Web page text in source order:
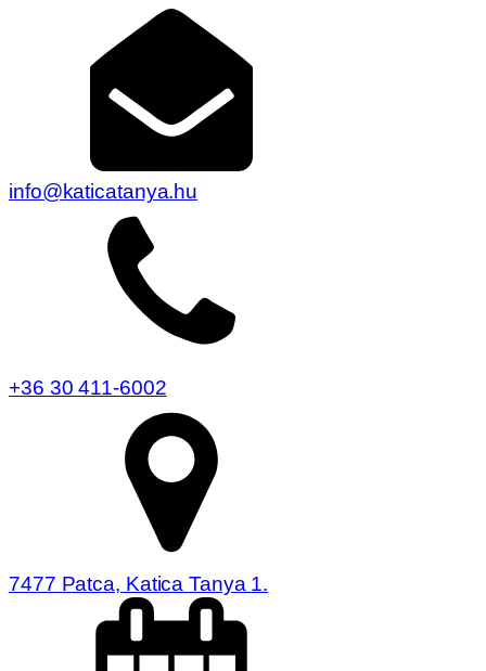
info@katicatanya.hu
+36 30 411-6002
7477 Patca, Katica Tanya 1.